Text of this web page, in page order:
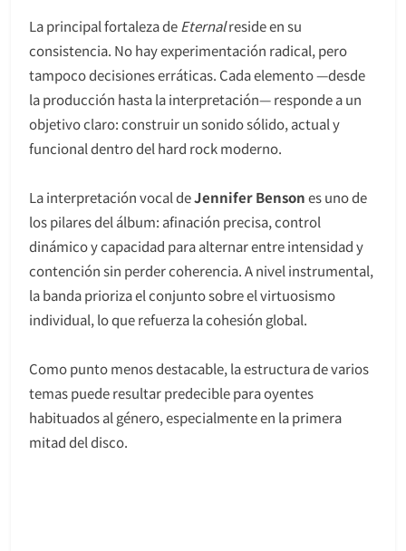
La principal fortaleza de Eternalreside en su
consistencia. No hay experimentación radical, pero
tampoco decisiones erráticas. Cada elemento —desde
la producción hasta la interpretación— responde a un
objetivo claro: construir un sonido sólido, actual y
funcional dentro del hard rock moderno.
La interpretación vocal deJennifer Bensones uno de
los pilares del álbum: afinación precisa, control
dinámico y capacidad para alternar entre intensidad y
contención sin perder coherencia. A nivel instrumental,
la banda prioriza el conjunto sobre el virtuosismo
individual, lo que refuerza la cohesión global.
Como punto menos destacable, la estructura de varios
temas puede resultar predecible para oyentes
habituados al género, especialmente en la primera
mitad del disco.